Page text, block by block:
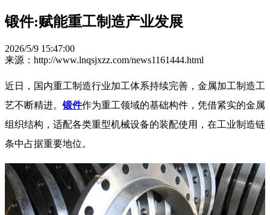
锻件:赋能重工制造产业发展
2026/5/9 15:47:00
来源：http://www.lnqsjxzz.com/news1161444.html
近日，国内重工制造行业加工体系持续完善，金属加工制造工
艺不断精进。 锻件作为重工领域的基础构件，凭借紧实的金属
组织结构，适配各类重型机械设备的装配使用，在工业制造链
条中占据重要地位。